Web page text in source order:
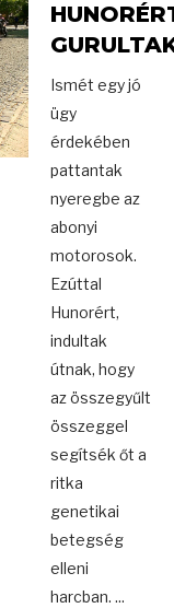
Ismét egy jó
ügy
érdekében
pattantak
nyeregbe az
abonyi
motorosok.
Ezúttal
Hunorért,
indultak
útnak, hogy
az összegyűlt
összeggel
segítsék őt a
ritka
genetikai
betegség
elleni
harcban. ...